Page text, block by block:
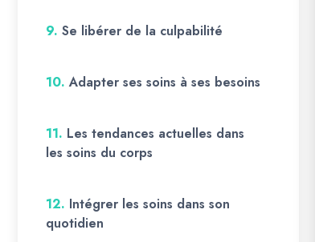
9. Se libérer de la culpabilité
10. Adapter ses soins à ses besoins
11. Les tendances actuelles dans
les soins du corps
12. Intégrer les soins dans son
quotidien